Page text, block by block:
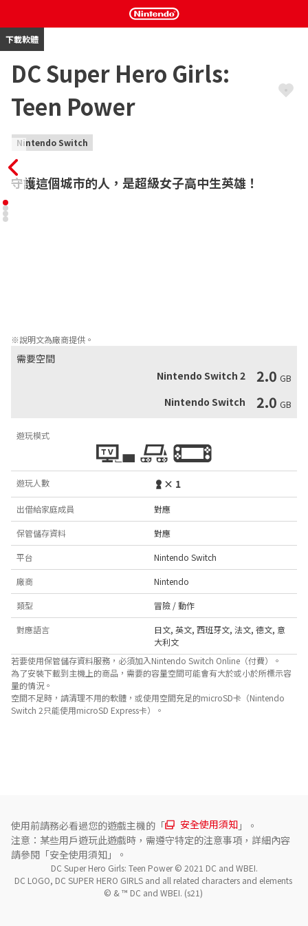
下載軟體
DC Super Hero Girls:
Teen Power
Nintendo Switch
守護這個城市的人，是超級女子高中生英雄！
※說明文為廠商提供。
需要空間
Nintendo Switch 2
2.0 GB
Nintendo Switch 2.0 GB
遊玩模式
遊玩人數 × 1
出借給家庭成員 對應
保管儲存資料 對應
平台 Nintendo Switch
廠商 Nintendo
類型 冒險 / 動作
對應語言 日文, 英文, 西班牙文, 法文, 德文, 意
大利文
若要使用保管儲存資料服務，必須加入Nintendo Switch Online（付費）。
為了安裝下載到主機上的商品，需要的容量空間可能會有大於或小於所標示容
量的情況。
空間不足時，請清理不用的軟體，或使用空間充足的microSD卡（Nintendo
Switch 2只能使用microSD Express卡）。
使用前請務必看過您的遊戲主機的「 安全使用須知 」。
注意：某些用戶遊玩此遊戲時，需遵守特定的注意事項，詳細內容
請參閱「安全使用須知」。
DC Super Hero Girls: Teen Power © 2021 DC and WBEI.
DC LOGO, DC SUPER HERO GIRLS and all related characters and elements
© & ™ DC and WBEI. (s21)